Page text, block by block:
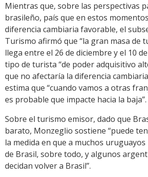
Mientras que, sobre las perspectivas
brasileño, país que en estos
diferencia cambiaria favorable, el
Turismo afirmó que “la gran masa de
llega entre el 26 de diciembre y el 10
tipo de turista “de poder adquisitivo
que no afectaría la diferencia
estima que “cuando vamos a otras
es probable que impacte hacia la baja”.
Sobre el turismo emisor, dado que
barato, Monzeglio sostiene “puede
la medida en que a muchos
de Brasil, sobre todo, y algunos
decidan volver a Brasil”.